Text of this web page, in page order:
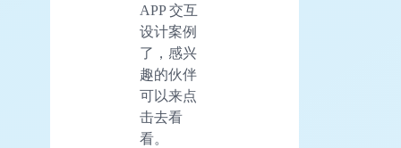
APP 交互
设计案例
了，感兴
趣的伙伴
可以来点
击去看
看。